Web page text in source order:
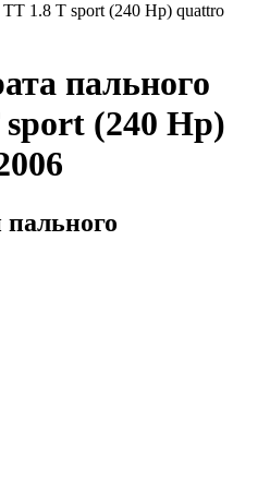
1.8 T sport (240 Hp) quattro
пального
(240 Hp)
пального